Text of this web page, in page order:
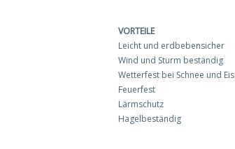
VORTEILE
Leicht und erdbebensicher
Wind und Sturm beständig
Wetterfest bei Schnee und Eis
Feuerfest
Lärmschutz
Hagelbeständig